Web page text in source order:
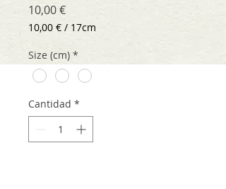
10,00 €Precio
10,00 € / 17cm
por
17
Centímetros
Size (cm) *
Cantidad *